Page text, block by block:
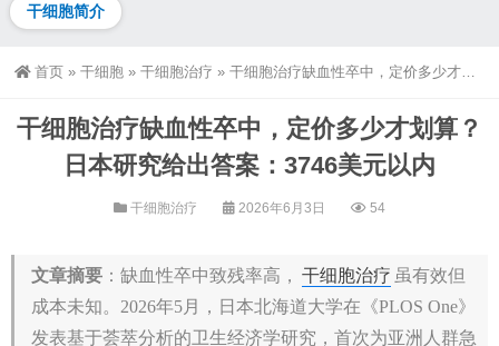
干细胞简介
首页 » 干细胞 » 干细胞治疗 » 干细胞治疗缺血性卒中，定价多少才划算？日本研究给出答案：3746美元以内
干细胞治疗缺血性卒中，定价多少才划算？
日本研究给出答案：3746美元以内
干细胞治疗 2026年6月3日 54
文章摘要 ：缺血性卒中致残率高， 干细胞治疗 虽有效但
成本未知。2026年5月，日本北海道大学在《PLOS One》
发表基于荟萃分析的卫生经济学研究，首次为亚洲人群急